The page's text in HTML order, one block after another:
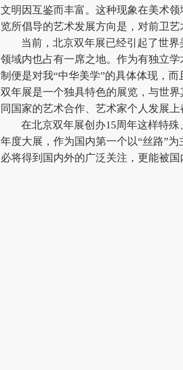
文明因互鉴而丰富。这种现象在美术
览所倡导的艺术发展方向是，对前卫
当前，北京双年展已经引起了世界
领域内也占有一席之地。作为有独立
制便是对我“中华美学”的具体体现，
双年展是一个独具特色的展览，与世
同国家的艺术合作、艺术家个人发展
在北京双年展创办15周年这样特殊
年度大展，作为国内第一个以“丝路”
必将得到国内外的广泛关注，更能被